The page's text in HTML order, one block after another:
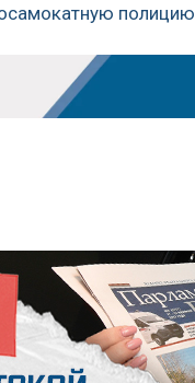
полицию